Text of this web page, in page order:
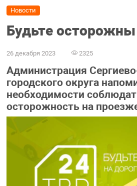
Новости
Будьте осторожны
26 декабря 2023 2325
Администрация
городского округа
необходимости
осторожность на